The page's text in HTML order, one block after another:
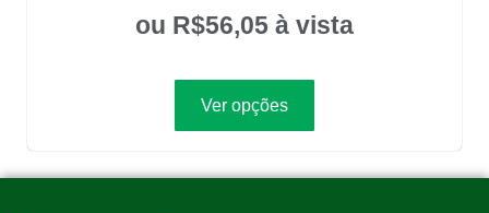
ou R$56,05 à vista
Ver opções